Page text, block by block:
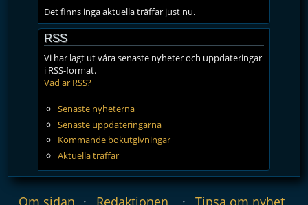
Det finns inga aktuella träffar just nu.
RSS
Vi har lagt ut våra senaste nyheter och uppdateringar
i RSS-format.
Vad är RSS?
Senaste nyheterna
Senaste uppdateringarna
Kommande bokutgivningar
Aktuella träffar